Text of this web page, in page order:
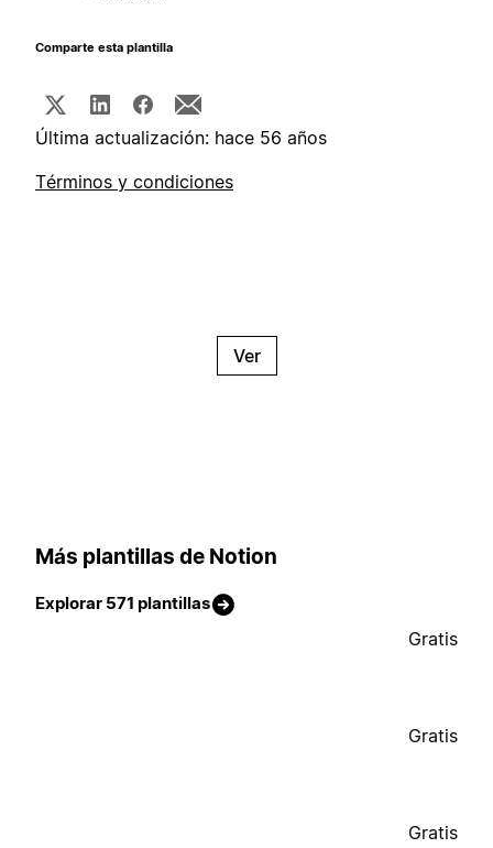
Comparte esta plantilla
Última actualización: hace 56 años
Términos y condiciones
Ver
Más plantillas de Notion
Explorar 571 plantillas
Gratis
Gratis
Gratis